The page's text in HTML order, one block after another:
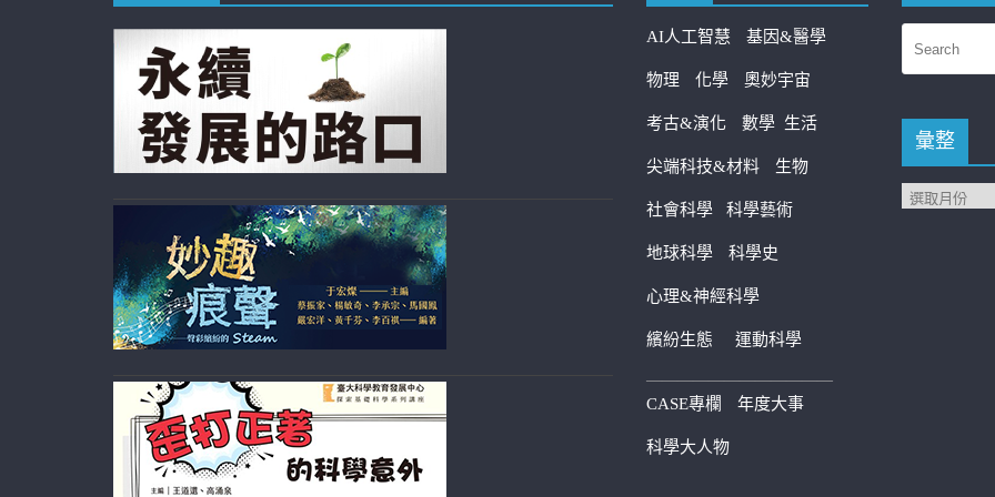
AI人工智慧 基因&醫學
物理 化學 奧妙宇宙
考古&演化 數學 生活
尖端科技&材料 生物
社會科學 科學藝術
地球科學 科學史
心理&神經科學
繽紛生態 運動科學
————————————
CASE專欄 年度大事
科學大人物
彙整